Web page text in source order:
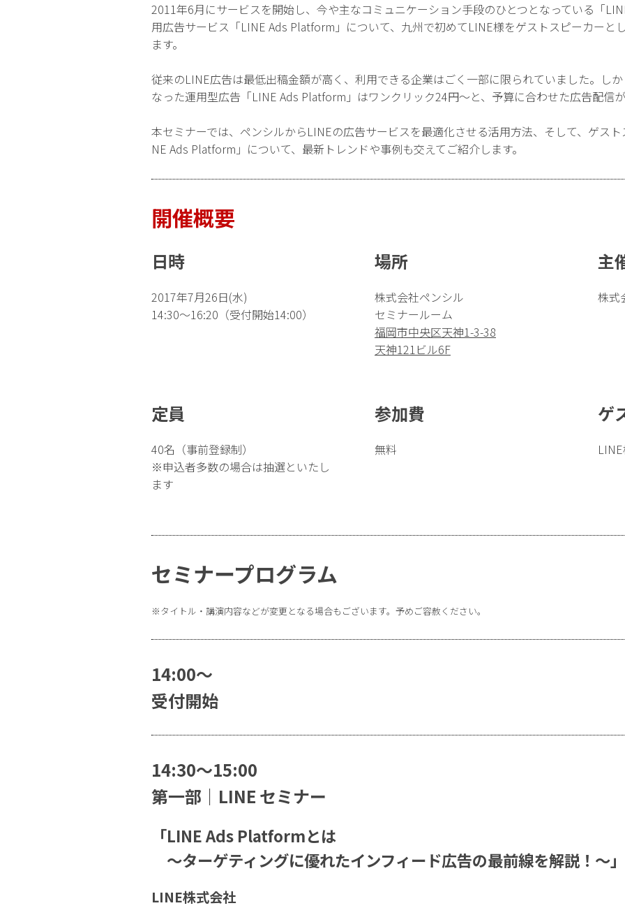
2011年6月にサービスを開始し、今や主なコミュニケーション手段のひとつとなっている「
用広告サービス「LINE Ads Platform」について、九州で初めてLINE様をゲストスピーカーと
ます。
従来のLINE広告は最低出稿金額が高く、利用できる企業はごく一部に限られていました。し
なった運用型広告「LINE Ads Platform」はワンクリック24円〜と、予算に合わせた広告配信
本セミナーでは、ペンシルからLINEの広告サービスを最適化させる活用方法、そして、ゲス
NE Ads Platform」について、最新トレンドや事例も交えてご紹介します。
開催概要
日時
2017年7月26日(水)
14:30～16:20（受付開始14:00）
場所
株式会社ペンシル
セミナールーム
福岡市中央区天神1-3-38
天神121ビル6F
主
株式
定員
40名（事前登録制）
※申込者多数の場合は抽選といたし
ます
参加費
無料
ゲ
セミナープログラム
※タイトル・講演内容などが変更となる場合もございます。予めご容赦ください。
14:00～
受付開始
14:30〜15:00
第一部｜LINE セミナー
「LINE Ads Platformとは
～ターゲティングに優れたインフィード広告の最前線を解説！～」
LINE株式会社